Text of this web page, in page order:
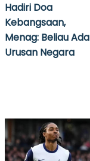
Hadiri Doa
Kebangsaan,
Menag: Beliau Ada
Urusan Negara